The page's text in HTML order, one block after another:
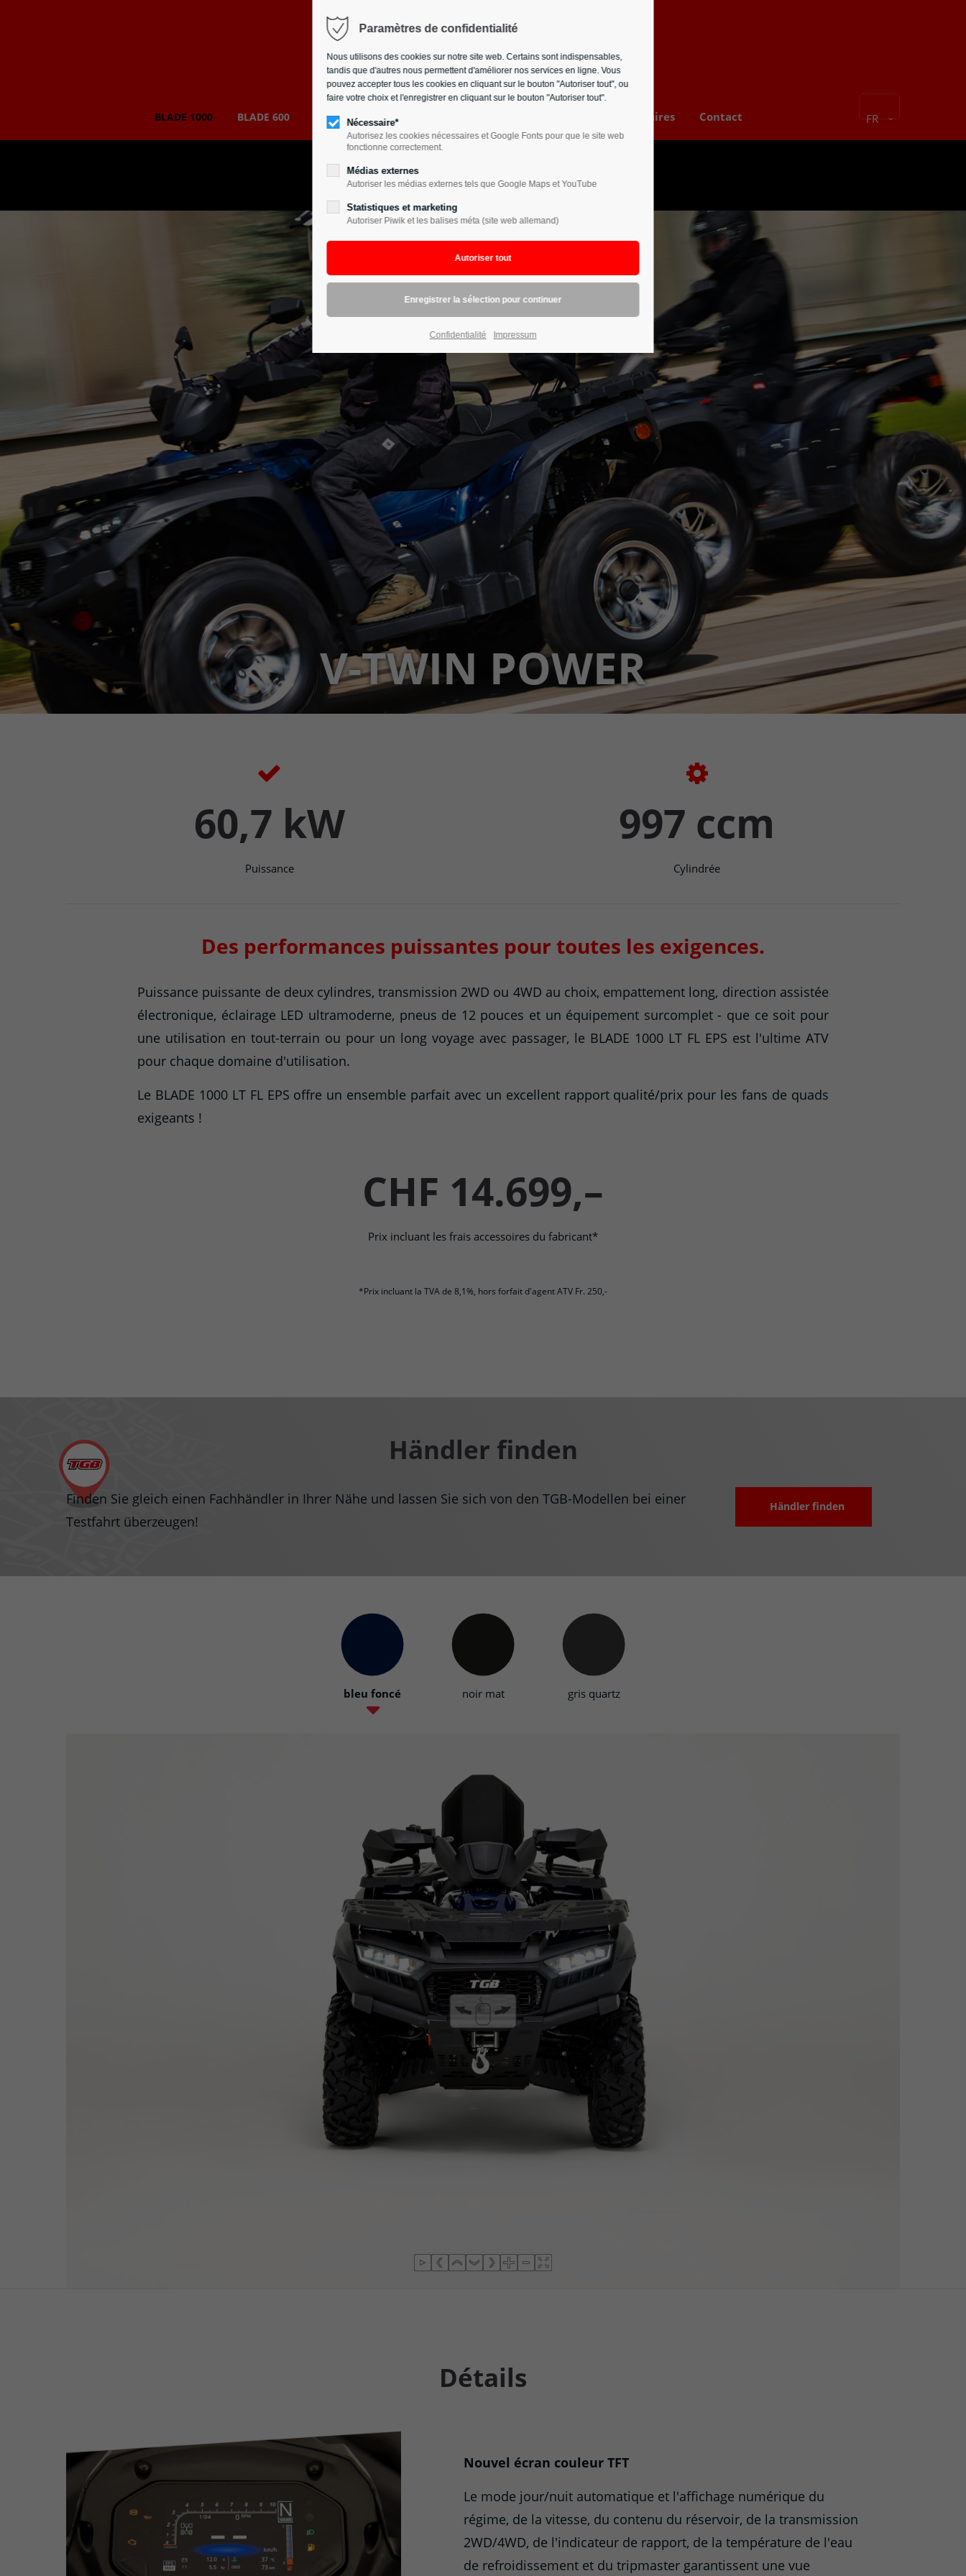
FR
BLADE 1000 BLADE 600 TARGET 600 LANDMAX 1000 Trouver notres concessionnaires Contact
Blade 1000 LT FL EPS
V-TWIN POWER
60,7 kW
Puissance
997 ccm
Cylindrée
Des performances puissantes pour toutes les exigences.
Puissance puissante de deux cylindres, transmission 2WD ou 4WD au choix, empattement long, direction assistée
électronique, éclairage LED ultramoderne, pneus de 12 pouces et un équipement surcomplet - que ce soit pour
une utilisation en tout-terrain ou pour un long voyage avec passager, le BLADE 1000 LT FL EPS est l'ultime ATV
pour chaque domaine d'utilisation.
Le BLADE 1000 LT FL EPS offre un ensemble parfait avec un excellent rapport qualité/prix pour les fans de quads
exigeants !
CHF 14.699,–
Prix incluant les frais accessoires du fabricant*
*Prix incluant la TVA de 8,1%, hors forfait d'agent ATV Fr. 250,-
Händler finden
Finden Sie gleich einen Fachhändler in Ihrer Nähe und lassen Sie sich von den TGB-Modellen bei einer
Testfahrt überzeugen!
Händler finden
bleu foncé noir mat gris quartz
Détails
Nouvel écran couleur TFT
Le mode jour/nuit automatique et l'affichage numérique du
régime, de la vitesse, du contenu du réservoir, de la transmission
2WD/4WD, de l'indicateur de rapport, de la température de l'eau
de refroidissement et du tripmaster garantissent une vue
Paramètres de confidentialité
Nous utilisons des cookies sur notre site web. Certains sont indispensables,
tandis que d'autres nous permettent d'améliorer nos services en ligne. Vous
pouvez accepter tous les cookies en cliquant sur le bouton "Autoriser tout", ou
faire votre choix et l'enregistrer en cliquant sur le bouton "Autoriser tout".
Nécessaire*
Autorisez les cookies nécessaires et Google Fonts pour que le site web
fonctionne correctement.
Médias externes
Autoriser les médias externes tels que Google Maps et YouTube
Statistiques et marketing
Autoriser Piwik et les balises méta (site web allemand)
Confidentialité Impressum